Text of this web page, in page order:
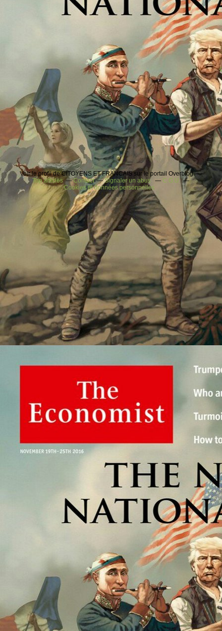
Voir le profil de CITOYENS ET FRANCAIS sur le portail Overblog
Top articles
Contact Signaler un abus
C.G.U.
Cookies et données personnelles